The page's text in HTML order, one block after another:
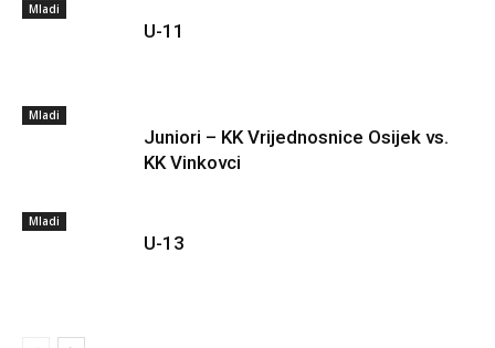
Mladi
U-11
Mladi
Juniori – KK Vrijednosnice Osijek vs.
KK Vinkovci
Mladi
U-13